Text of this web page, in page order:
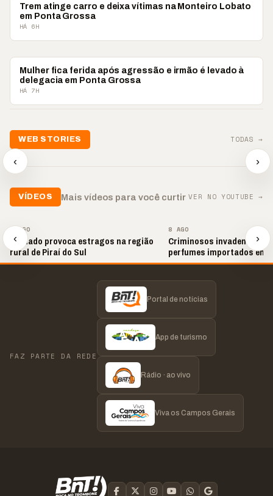
POLICIAL
Trem atinge carro e deixa vítimas na Monteiro Lobato
em Ponta Grossa
HÁ 6H
POLICIAL
Mulher fica ferida após agressão e irmão é levado à
delegacia em Ponta Grossa
HÁ 7H
WEB STORIES TODAS →
‹
📢💜 Agosto Lilás
reforça combate à
violência contra a
mulher
📢 Noite
chega
oração
›
VÍDEOS Mais vídeos para você curtir VER NO YOUTUBE →
‹
8 AGO
Tornado provoca estragos na região
rural de Piraí do Sul
8 AGO
Criminosos invadem loja
perfumes importados em
›
FAZ PARTE DA REDE
Portal de notícias
App de turismo
Rádio · ao vivo
Viva os Campos Gerais